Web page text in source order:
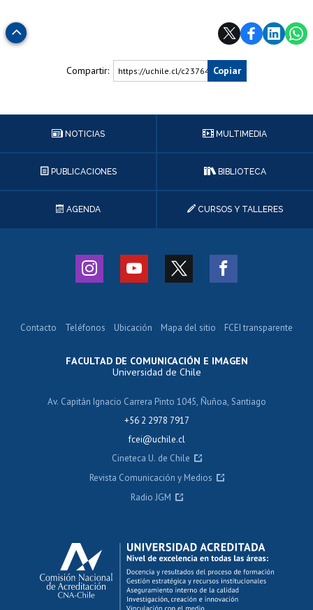
Subir
Compartir: https://uchile.cl/c23764 Copiar
NOTICIAS MULTIMEDIA
PUBLICACIONES BIBLIOTECA
AGENDA CURSOS Y TALLERES
FACULTAD DE COMUNICACIÓN E IMAGEN
Universidad de Chile
Av. Capitán Ignacio Carrera Pinto 1045, Ñuñoa, Santiago
+56 2 2978 7917
fcei@uchile.cl
Contacto Teléfonos Ubicación Mapa del sitio FCEI transparente
Cineteca U. de Chile
Revista Comunicación y Medios
Radio JGM